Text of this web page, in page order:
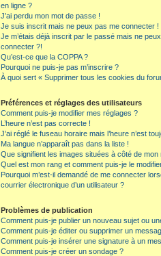
en ligne ?
J’ai perdu mon mot de passe !
Je suis inscrit mais ne peux pas me connecter !
Je m’étais déjà inscrit par le passé mais ne
connecter ?!
Qu’est-ce que la COPPA ?
Pourquoi ne puis-je pas m’inscrire ?
À quoi sert « Supprimer tous les cookies du
Préférences et réglages des utilisateurs
Comment puis-je modifier mes réglages ?
L’heure n’est pas correcte !
J’ai réglé le fuseau horaire mais l’heure n’est
Ma langue n’apparaît pas dans la liste !
Que signifient les images situées à côté de mon
Quel est mon rang et comment puis-je le
Pourquoi m’est-il demandé de me connecter
courrier électronique d’un utilisateur ?
Problèmes de publication
Comment puis-je publier un nouveau sujet ou
Comment puis-je éditer ou supprimer un
Comment puis-je insérer une signature à un
Comment puis-je créer un sondage ?